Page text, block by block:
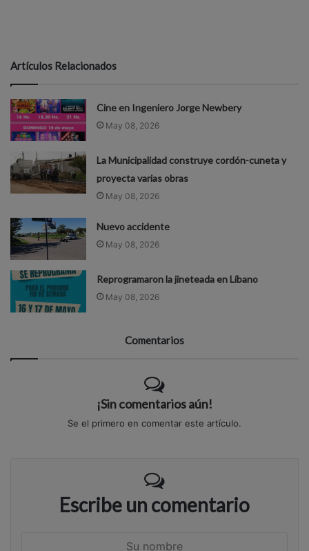
Artículos Relacionados
Cine en Ingeniero Jorge Newbery
May 08, 2026
La Municipalidad construye cordón-cuneta y
proyecta varias obras
May 08, 2026
Nuevo accidente
May 08, 2026
Reprogramaron la jineteada en Líbano
May 08, 2026
Comentarios
¡Sin comentarios aún!
Se el primero en comentar este artículo.
Escribe un comentario